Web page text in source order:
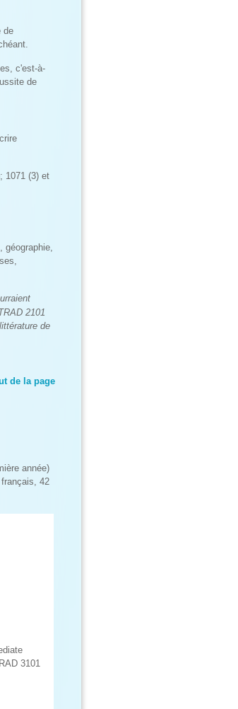
de
c'est-à-
de
1071 (3) et
géographie,
2101
de
de la page
année)
42
3101